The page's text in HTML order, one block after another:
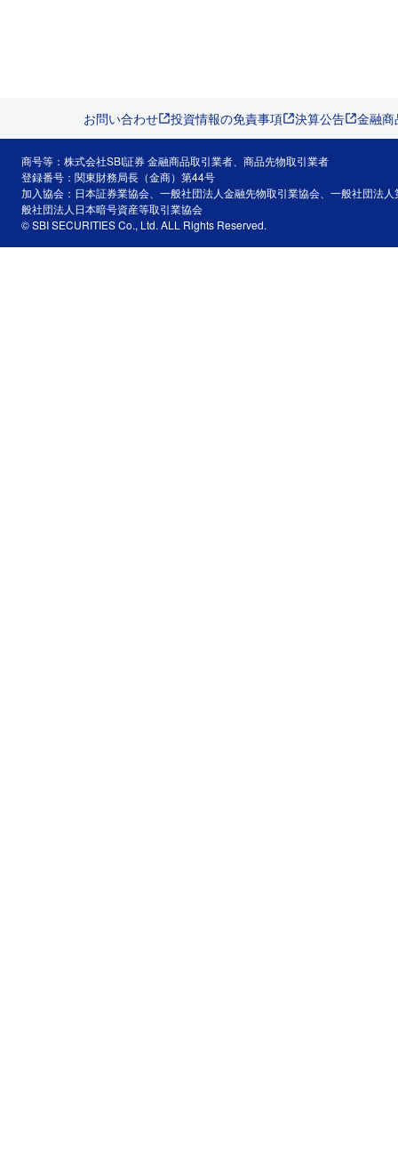
お問い合わせ 投資情報の免責事項 決算公告 金融
商号等：株式会社SBI証券 金融商品取引業者、商品先物取引業者
登録番号：関東財務局長（金商）第44号
加入協会：日本証券業協会、一般社団法人金融先物取引業協会、一般社団法
般社団法人日本暗号資産等取引業協会
© SBI SECURITIES Co., Ltd. ALL Rights Reserved.